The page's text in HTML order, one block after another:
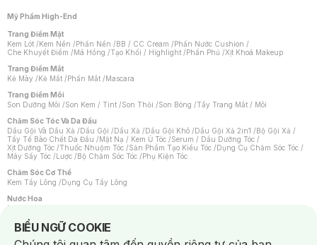
Mỹ Phẩm High-End
Trang Điểm Mặt
Kem Lót /Kem Nền /Phấn Nền /BB / CC Cream /Phấn Nước Cushion /
Che Khuyết Điểm /Má Hồng /Tạo Khối / Highlight /Phấn Phủ /Xịt Khoá Makeup
Trang Điểm Mắt
Kẻ Mày /Kẻ Mắt /Phấn Mắt /Mascara
Trang Điểm Môi
Son Dưỡng Môi /Son Kem / Tint /Son Thỏi /Son Bóng /Tẩy Trang Mắt / Môi
Chăm Sóc Tóc Và Da Đầu
Dầu Gội Và Dầu Xả /Dầu Gội /Dầu Xả /Dầu Gội Khô /Dầu Gội Xả 2in1 /Bộ Gội Xả /
Tẩy Tế Bào Chết Da Đầu /Mặt Nạ / Kem Ủ Tóc /Serum / Dầu Dưỡng Tóc /
Xịt Dưỡng Tóc /Thuốc Nhuộm Tóc /Sản Phẩm Tạo Kiểu Tóc /Dụng Cụ Chăm Sóc Tóc /
Máy Sấy Tóc /Lược /Bộ Chăm Sóc Tóc /Phụ Kiện Tóc
Chăm Sóc Cơ Thể
Kem Tẩy Lông /Dụng Cụ Tẩy Lông
Nước Hoa
Nước Hoa Nữ
Chăm Sóc Cá Nhân
Chống Muỗi /Khẩu Trang /Máy Massage/Mặt Nạ Xông Hơi /Nước Rửa Tay/
BIỂU NGỮ COOKIE
Notice about cookies usage